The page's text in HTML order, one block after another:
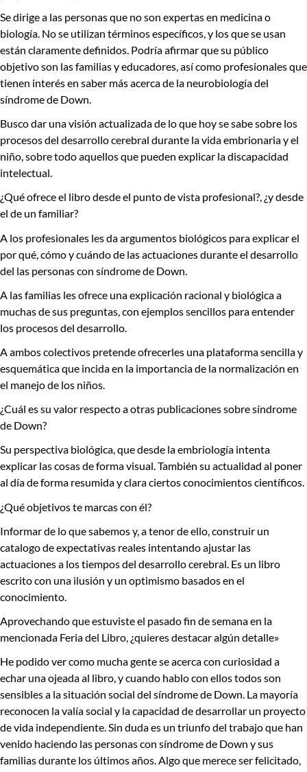
Se dirige a las personas que no son expertas en medicina o
biología. No se utilizan términos específicos, y los que se usan
están claramente definidos. Podría afirmar que su público
objetivo son las familias y educadores, así como profesionales que
tienen interés en saber más acerca de la neurobiología del
síndrome de Down.
Busco dar una visión actualizada de lo que hoy se sabe sobre los
procesos del desarrollo cerebral durante la vida embrionaria y el
niño, sobre todo aquellos que pueden explicar la discapacidad
intelectual.
¿Qué ofrece el libro desde el punto de vista profesional?, ¿y desde
el de un familiar?
A los profesionales les da argumentos biológicos para explicar el
por qué, cómo y cuándo de las actuaciones durante el desarrollo
del las personas con síndrome de Down.
A las familias les ofrece una explicación racional y biológica a
muchas de sus preguntas, con ejemplos sencillos para entender
los procesos del desarrollo.
A ambos colectivos pretende ofrecerles una plataforma sencilla y
esquemática que incida en la importancia de la normalización en
el manejo de los niños.
¿Cuál es su valor respecto a otras publicaciones sobre síndrome
de Down?
Su perspectiva biológica, que desde la embriología intenta
explicar las cosas de forma visual. También su actualidad al poner
al día de forma resumida y clara ciertos conocimientos científicos.
¿Qué objetivos te marcas con él?
Informar de lo que sabemos y, a tenor de ello, construir un
catalogo de expectativas reales intentando ajustar las
actuaciones a los tiempos del desarrollo cerebral. Es un libro
escrito con una ilusión y un optimismo basados en el
conocimiento.
Aprovechando que estuviste el pasado fin de semana en la
mencionada Feria del Libro, ¿quieres destacar algún detalle»
He podido ver como mucha gente se acerca con curiosidad a
echar una ojeada al libro, y cuando hablo con ellos todos son
sensibles a la situación social del síndrome de Down. La mayoría
reconocen la valía social y la capacidad de desarrollar un proyecto
de vida independiente. Sin duda es un triunfo del trabajo que han
venido haciendo las personas con síndrome de Down y sus
familias durante los últimos años. Algo que merece ser felicitado,